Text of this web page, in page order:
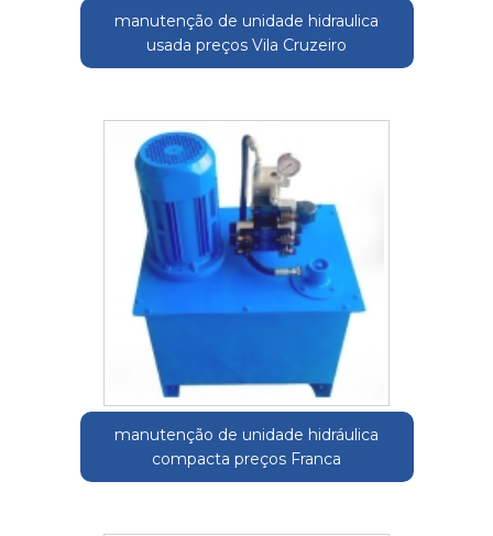
manutenção de unidade hidraulica
usada preços Vila Cruzeiro
manutenção de unidade hidráulica
compacta preços Franca